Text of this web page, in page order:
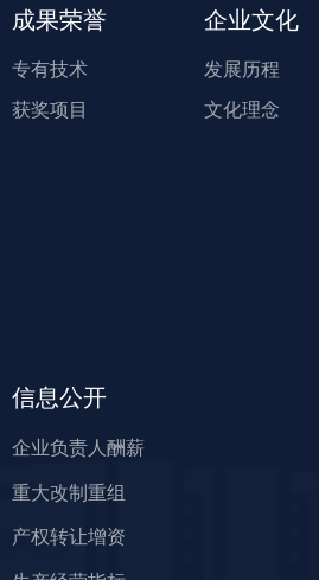
成果荣誉
专有技术
获奖项目
企业文化
发展历程
文化理念
信息公开
企业负责人酬薪
重大改制重组
产权转让增资